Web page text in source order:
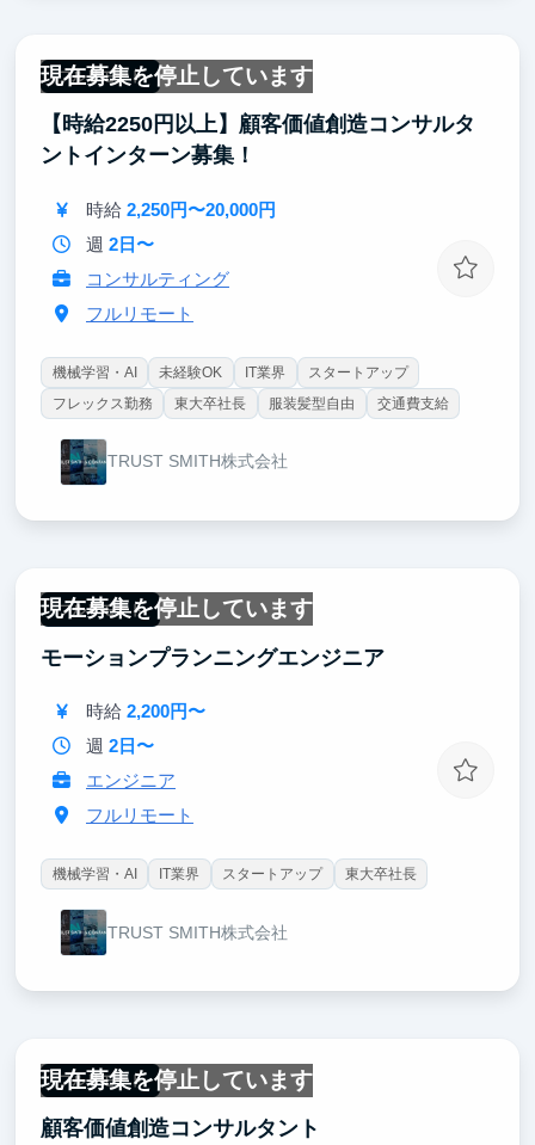
現在募集を停止しています
フルリモート
【時給2250円以上】顧客価値創造コンサルタ
ントインターン募集！
時給 2,250円〜20,000円
週 2日〜
コンサルティング
フルリモート
機械学習・AI 未経験OK IT業界
スタートアップ
フレックス勤務
東大卒社長 服装髪型自由 交通費支給
TRUST SMITH株式会社
現在募集を停止しています
フルリモート
モーションプランニングエンジニア
時給 2,200円〜
週 2日〜
エンジニア
フルリモート
機械学習・AI IT業界 スタートアップ 東大卒社長
TRUST SMITH株式会社
現在募集を停止しています
フルリモート
顧客価値創造コンサルタント